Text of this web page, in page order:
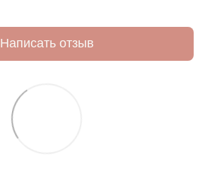
Написать отзыв